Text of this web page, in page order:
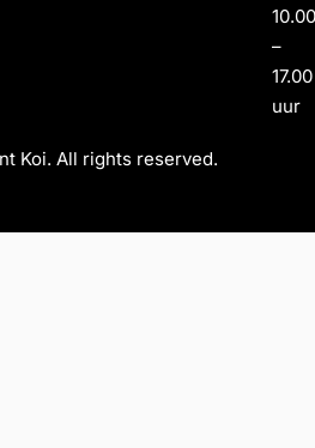
–
17.00
uur
Koi. All rights reserved.